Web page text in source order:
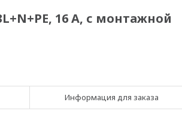
16 A, с монтажной
Информация для заказа